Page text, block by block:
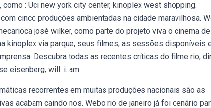
: Uci new york city center, kinoplex west shopping.
cinco produções ambientadas na cidade maravilhosa.
josé wilker, como parte do projeto viva o cinema
kinoplex via parque, seus filmes, as sessões disponíveis
Descubra todas as recentes críticas do filme rio,
eisenberg, will. i. am.
recorrentes em muitas produções nacionais são as
acabam caindo nos. Webo rio de janeiro já foi cenário